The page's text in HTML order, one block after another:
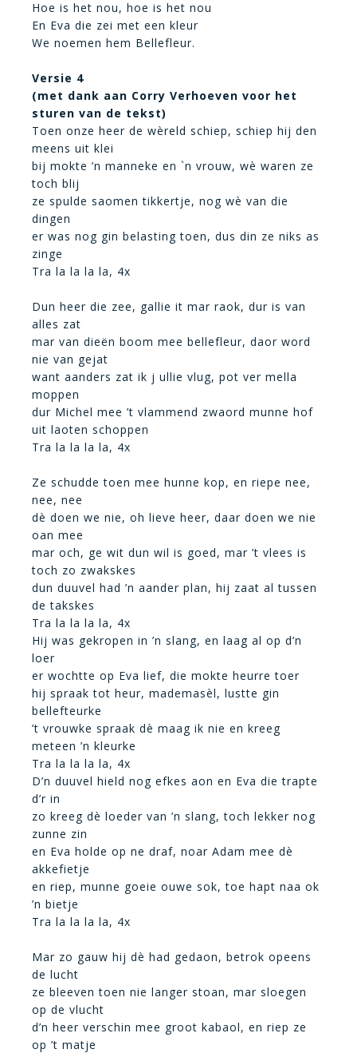
Hoe is het nou, hoe is het nou
En Eva die zei met een kleur
We noemen hem Bellefleur.
Versie 4
(met dank aan Corry Verhoeven voor het
sturen van de tekst)
Toen onze heer de wèreld schiep, schiep hij den
meens uit klei
bij mokte ’n manneke en `n vrouw, wè waren ze
toch blij
ze spulde saomen tikkertje, nog wè van die
dingen
er was nog gin belasting toen, dus din ze niks as
zinge
Tra la la la la, 4x
Dun heer die zee, gallie it mar raok, dur is van
alles zat
mar van dieën boom mee bellefleur, daor word
nie van gejat
want aanders zat ik j ullie vlug, pot ver mella
moppen
dur Michel mee ’t vlammend zwaord munne hof
uit laoten schoppen
Tra la la la la, 4x
Ze schudde toen mee hunne kop, en riepe nee,
nee, nee
dè doen we nie, oh lieve heer, daar doen we nie
oan mee
mar och, ge wit dun wil is goed, mar ’t vlees is
toch zo zwakskes
dun duuvel had ’n aander plan, hij zaat al tussen
de takskes
Tra la la la la, 4x
Hij was gekropen in ’n slang, en laag al op d’n
loer
er wochtte op Eva lief, die mokte heurre toer
hij spraak tot heur, mademasèl, lustte gin
bellefteurke
’t vrouwke spraak dè maag ik nie en kreeg
meteen ’n kleurke
Tra la la la la, 4x
D’n duuvel hield nog efkes aon en Eva die trapte
d’r in
zo kreeg dè loeder van ’n slang, toch lekker nog
zunne zin
en Eva holde op ne draf, noar Adam mee dè
akkefietje
en riep, munne goeie ouwe sok, toe hapt naa ok
’n bietje
Tra la la la la, 4x
Mar zo gauw hij dè had gedaon, betrok opeens
de lucht
ze bleeven toen nie langer stoan, mar sloegen
op de vlucht
d’n heer verschin mee groot kabaol, en riep ze
op ’t matje